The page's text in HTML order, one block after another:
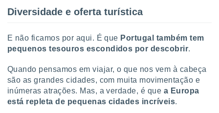
Diversidade e oferta turística
E não ficamos por aqui. É que Portugal também tem
pequenos tesouros escondidos por descobrir.
Quando pensamos em viajar, o que nos vem à cabeça
são as grandes cidades, com muita movimentação e
inúmeras atrações. Mas, a verdade, é que a Europa
está repleta de pequenas cidades incríveis.